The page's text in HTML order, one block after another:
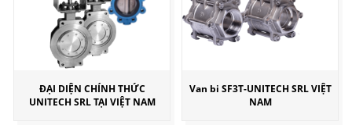
ĐẠI DIỆN CHÍNH THỨC
UNITECH SRL TẠI VIỆT NAM
Van bi SF3T-UNITECH SRL VIỆT
NAM